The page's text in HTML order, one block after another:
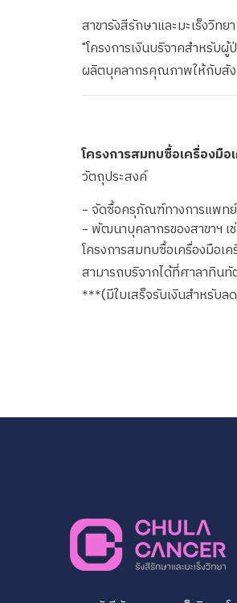
สาขารังสีรักษาและมะเร็งวิท
"โครงการเงินบริจาคสำหรับ
ผลิตบุคลากรคุณภาพให้กับสั
โครงการสมทบซื้อเครื่องมื
วัตถุประสงค์
- จัดซื้อครุภัณฑ์ทางการแพท
- พัฒนาบุคลากรของสาขาฯ เ
โครงการสมทบซื้อเครื่องมือ
สามารถบริจากได้ที่ศาลาทินทั
***(มีใบเสร็จรับเงินสำหรับ